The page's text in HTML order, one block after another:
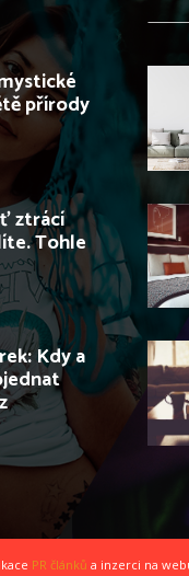
přírody
ztrácí
Tohle
Kdy a
PR článků a inzerci na